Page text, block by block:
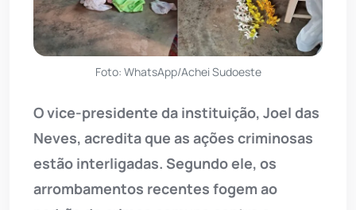
Foto: WhatsApp/Achei Sudoeste
O vice-presidente da instituição, Joel das
Neves, acredita que as ações criminosas
estão interligadas. Segundo ele, os
arrombamentos recentes fogem ao